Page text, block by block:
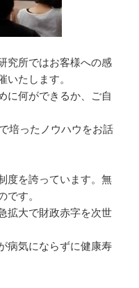
究所ではお客様への感
たします。
に何ができるか、ご自
培ったノウハウをお話
度を誇っています。無
す。
拡大で財政赤字を次世
病気にならずに健康寿